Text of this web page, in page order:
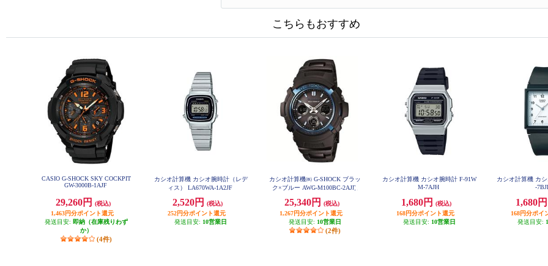
こちらもおすすめ
CASIO G-SHOCK SKY COCKPIT
GW-3000B-1AJF
29,260円
(税込)
1,463円分ポイント還元
発送目安: 即納（在庫残りわず
か）
(4件)
カシオ計算機 カシオ腕時計（レデ
ィス） LA670WA-1A2JF
2,520円
(税込)
252円分ポイント還元
発送目安: 10営業日
カシオ計算機㈱ G-SHOCK ブラッ
ク×ブルー AWG-M100BC-2AJF
25,340円
(税込)
1,267円分ポイント還元
発送目安: 10営業日
(2件)
カシオ計算機 カシオ腕時計 F-91W
M-7AJH
1,680円
(税込)
168円分ポイント還元
発送目安: 10営業日
カシオ計算機 カ
-
1,680円
168円分ポイ
発送目安: